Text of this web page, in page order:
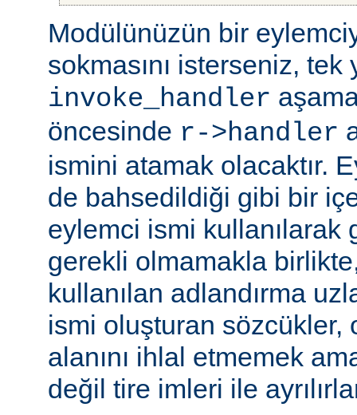
Modülünüzün bir
sokmasını isterseniz, tek
invoke_handler
öncesinde r->handler
ismini atamak olacaktır.
de bahsedildiği gibi bir
eylemci ismi kullanılarak
gerekli olmamakla
kullanılan adlandırma
ismi oluşturan sözcükler,
alanını ihlal etmemek
değil tire imleri ile